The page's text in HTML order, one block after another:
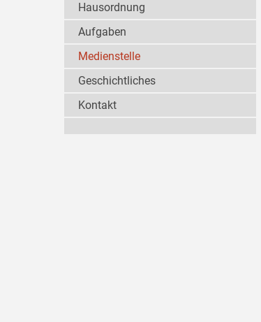
Hausordnung
Aufgaben
Medienstelle
Geschichtliches
Kontakt